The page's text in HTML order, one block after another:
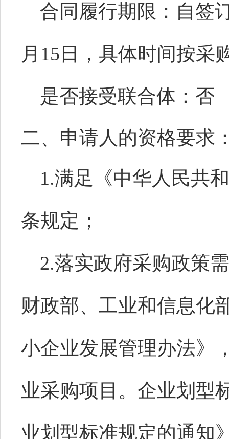
合同履行期限： 自签
月15日，具体时间按采
是否接受联合体： 否
二、申请人的资格要求
1.满足《中华人民共
条规定；
2.落实政府采购政策
财政部、工业和信息化
小企业发展管理办法》
业采购项目。企业划型
业划型标准规定的通知